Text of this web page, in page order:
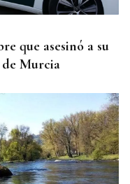
que asesinó a su
Murcia